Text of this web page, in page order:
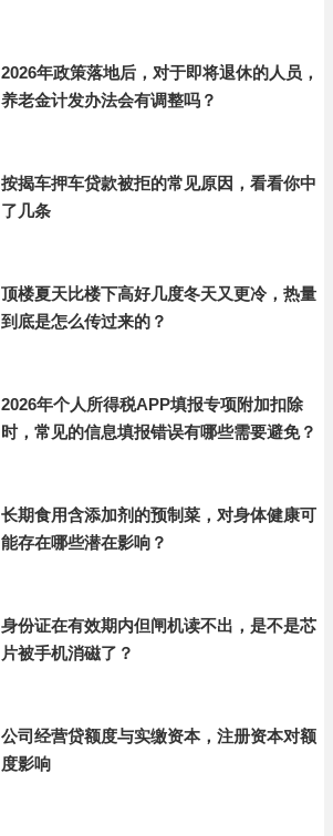
2026年政策落地后，对于即将退休的人员，
养老金计发办法会有调整吗？
按揭车押车贷款被拒的常见原因，看看你中
了几条
顶楼夏天比楼下高好几度冬天又更冷，热量
到底是怎么传过来的？
2026年个人所得税APP填报专项附加扣除
时，常见的信息填报错误有哪些需要避免？
长期食用含添加剂的预制菜，对身体健康可
能存在哪些潜在影响？
身份证在有效期内但闸机读不出，是不是芯
片被手机消磁了？
公司经营贷额度与实缴资本，注册资本对额
度影响